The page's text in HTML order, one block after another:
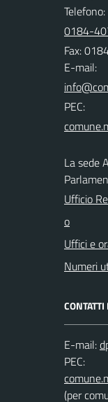
Telefono:
0184-
Fax:
E-mail:
PEC:
La sede
Ufficio
o
Uffici e
Numeri
CONTATTI
E-mail:
PEC:
(per